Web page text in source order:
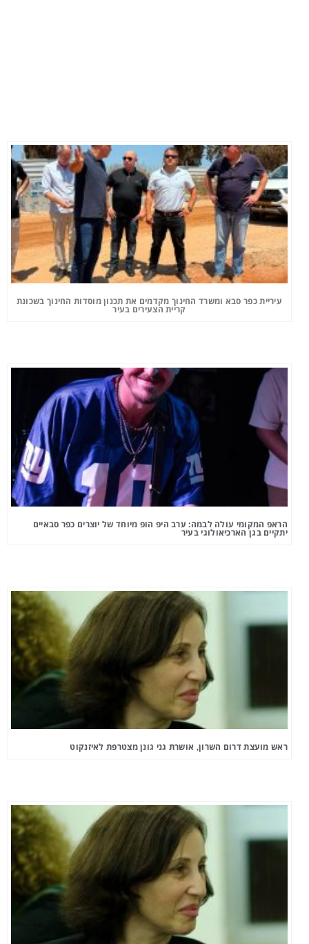
עיריית כפר סבא ומשרד החינוך מקדמים את תכנון מוסדות החינוך בשכונת
קריית הצעירים בעיר
הראפ המקומי עולה לבמה: ערב היפ הופ מיוחד של יוצרים כפר סבאיים
יתקיים בגן הארכיאולוגי בעיר
ראש מועצת דרום השרון, אושרת גני גונן מצטרפת לאיזנקוט